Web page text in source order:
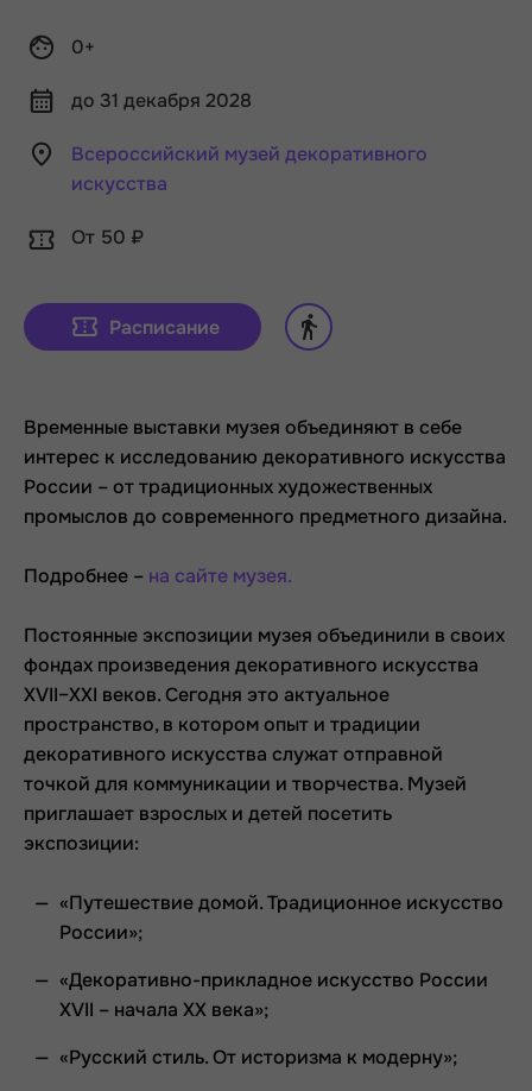
0+
до 31 декабря 2028
Всероссийский музей декоративного
искусства
От 50 ₽
Расписание
Временные выставки музея объединяют в себе
интерес к исследованию декоративного искусства
России – от традиционных художественных
промыслов до современного предметного дизайна.
Подробнее – на сайте музея.
Постоянные экспозиции музея объединили в своих
фондах произведения декоративного искусства
XVII–XXI веков. Сегодня это актуальное
пространство, в котором опыт и традиции
декоративного искусства служат отправной
точкой для коммуникации и творчества. Музей
приглашает взрослых и детей посетить
экспозиции:
«Путешествие домой. Традиционное искусство
России»;
«Декоративно-прикладное искусство России
XVII – начала XX века»;
«Русский стиль. От историзма к модерну»;